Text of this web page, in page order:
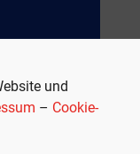
und
– Cookie-